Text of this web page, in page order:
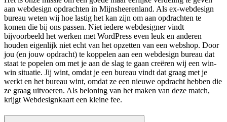
aan webdesign opdrachten in Mijnsheerenland. Als ex-webdesign
bureau weten wij hoe lastig het kan zijn om aan opdrachten te
komen die bij ons passen. Niet iedere webdesigner vindt
bijvoorbeeld het werken met WordPress even leuk en anderen
houden eigenlijk niet echt van het opzetten van een webshop. Door
jou (en jouw opdracht) te koppelen aan een webdesign bureau dat
staat te popelen om met je aan de slag te gaan creëren wij een win-
win situatie. Jij wint, omdat je een bureau vindt dat graag met je
werkt en het bureau wint, omdat ze een nieuwe opdracht hebben die
ze graag uitvoeren. Als beloning van het maken van deze match,
krijgt Webdesignkaart een kleine fee.